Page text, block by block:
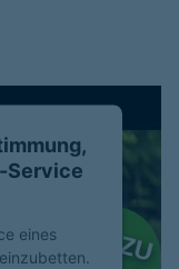
Service
eines